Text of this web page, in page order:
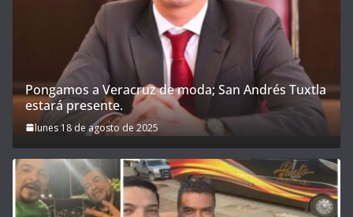
Pongamos a Veracruz de moda; San Andrés Tuxtla
estará presente.
lunes 18 de agosto de 2025